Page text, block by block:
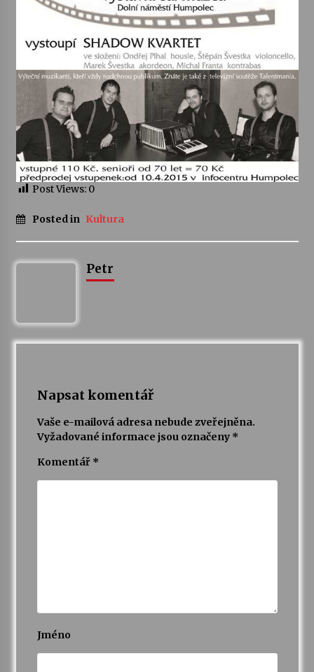
Post Views: 0
Posted in Kultura
Petr
Napsat komentář
Vaše e-mailová adresa nebude zveřejněna.
Vyžadované informace jsou označeny *
Komentář *
Jméno